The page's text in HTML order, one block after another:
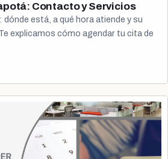
Contacto y Servicios
está, a qué hora atiende y su
explicamos cómo agendar tu cita de